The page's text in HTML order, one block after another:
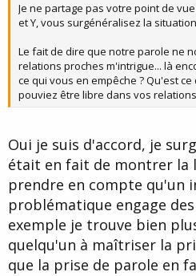
Je ne partage pas votre point de
et Y, vous surgénéralisez la
Le fait de dire que notre parole ne
relations proches m'intrigue... là
ce qui vous en empêche ? Qu'est
pouviez être libre dans vos relations
Oui je suis d'accord, je
était en fait de montrer la
prendre en compte qu'un
problématique engage
exemple je trouve bien
quelqu'un à maîtriser la
que la prise de parole en